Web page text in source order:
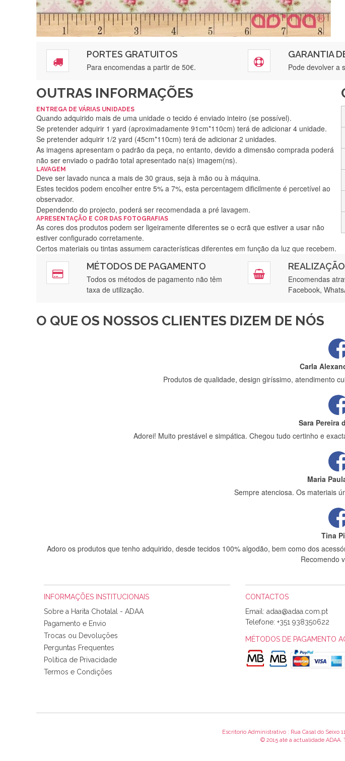
PORTES GRATUITOS
Para encomendas a partir de 50€.
GARANTIA
Pode devolver a
OUTRAS INFORMAÇÕES
ENTREGA DE VÁRIAS UNIDADES
Quando adquirido mais de uma unidade o tecido é enviado inteiro (se possível).
Se pretender adquirir 1 yard (aproximadamente 91cm*110cm) terá de adicionar 4 unidade.
Se pretender adquirir 1/2 yard (45cm*110cm) terá de adicionar 2 unidades.
As imagens apresentam o padrão da peça, no entanto, devido a dimensão comprada poderá
não ser enviado o padrão total apresentado na(s) imagem(ns).
LAVAGEM
Deve ser lavado nunca a mais de 30 graus, seja à mão ou à máquina.
Estes tecidos podem encolher entre 5% a 7%, esta percentagem dificilmente é percetível ao
observador.
Dependendo do projecto, poderá ser recomendada a pré lavagem.
APRESENTAÇÃO E COR DAS FOTOGRAFIAS
As cores dos produtos podem ser ligeiramente diferentes se o ecrã que estiver a usar não
estiver configurado corretamente.
Certos materiais ou tintas assumem características diferentes em função da luz que recebem.
MÉTODOS DE PAGAMENTO
Todos os métodos de pagamento não têm
taxa de utilização.
Encomendas
Facebook,
O QUE OS NOSSOS CLIENTES DIZEM DE NÓS
Silvia
Encomenda direitinha. Rapidez e
Silvia
Gostei ,Serviço
Filipa
Rápido, atendimento 5*. Hoje chegará a
Recebi a minha encomenda, rápida entrega e vinha muito bem
Carla
Produtos de qualidade, design giríssimo, atendimento
Sara Pereira
Adorei! Muito prestável e simpática. Chegou tudo certinho e
Maria
Sempre atenciosa. Os materiais
Tina
Adoro os produtos que tenho adquirido, desde tecidos 100% algodão, bem como dos
Recomendo
Sílvia Maria
Informo que recebi hoje a
Rosa
Tudo chegou em condições, pois os produtos vieram muito bem acondicionados. Estou
padrão e cores muito bonitas e a execução está perfeitíssima. Futuramente penso
INFORMAÇÕES INSTITUCIONAIS
Sobre a Harita Chotalal - ADAA
Pagamento e Envio
Trocas ou Devoluções
Perguntas Frequentes
Política de Privacidade
Termos e Condições
CONTACTOS
Email:
Telefone: +351 938350622
MÉTODOS DE PAGAMENTO
Escritorio Administrativo : Rua Casal do Seixo
© 2015 até a actualidade ADAA.